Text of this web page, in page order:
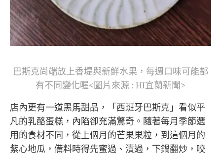
巴斯克尚端放上香堤與新鮮水果，每週口味可能都
有不同變化喔<圖片來源 : HI宜蘭新聞>
店內更有一道黑馬甜品，「西班牙巴斯克」看似平
凡的乳酪蛋糕，內陷卻充滿驚奇。隨著每月季節選
用的食材不同，從上個月的芒果果粒，到這個月的
紫心地瓜，備料時得先蜜過、漬過，下鍋翻炒，咬